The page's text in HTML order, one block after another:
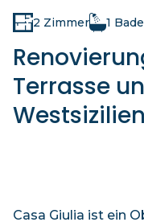
2 Zimmer 1
Terrasse
Casa Giulia ist ein